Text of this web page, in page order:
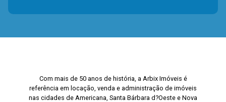
Com mais de 50 anos de história, a Arbix Imóveis é
referência em locação, venda e administração de imóveis
nas cidades de Americana, Santa Bárbara d?Oeste e Nova